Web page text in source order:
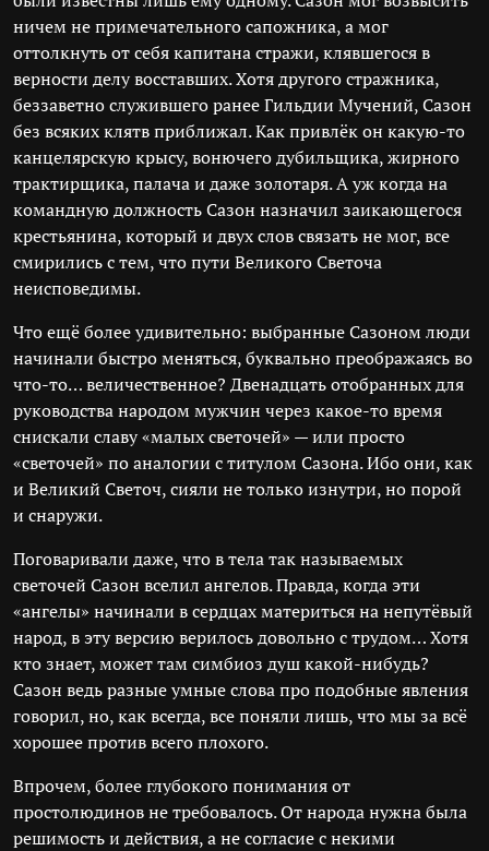
ничем не примечательного сапожника, а мог
оттолкнуть от себя капитана стражи, клявшегося в
верности делу восставших. Хотя другого стражника,
беззаветно служившего ранее Гильдии Мучений, Сазон
без всяких клятв приближал. Как привлёк он какую-то
канцелярскую крысу, вонючего дубильщика, жирного
трактирщика, палача и даже золотаря. А уж когда на
командную должность Сазон назначил заикающегося
крестьянина, который и двух слов связать не мог, все
смирились с тем, что пути Великого Светоча
неисповедимы.
Что ещё более удивительно: выбранные Сазоном люди
начинали быстро меняться, буквально преображаясь во
что-то… величественное? Двенадцать отобранных для
руководства народом мужчин через какое-то время
снискали славу «малых светочей» — или просто
«светочей» по аналогии с титулом Сазона. Ибо они, как
и Великий Светоч, сияли не только изнутри, но порой
и снаружи.
Поговаривали даже, что в тела так называемых
светочей Сазон вселил ангелов. Правда, когда эти
«ангелы» начинали в сердцах материться на непутёвый
народ, в эту версию верилось довольно с трудом… Хотя
кто знает, может там симбиоз душ какой-нибудь?
Сазон ведь разные умные слова про подобные явления
говорил, но, как всегда, все поняли лишь, что мы за всё
хорошее против всего плохого.
Впрочем, более глубокого понимания от
простолюдинов не требовалось. От народа нужна была
решимость и действия, а не согласие с некими